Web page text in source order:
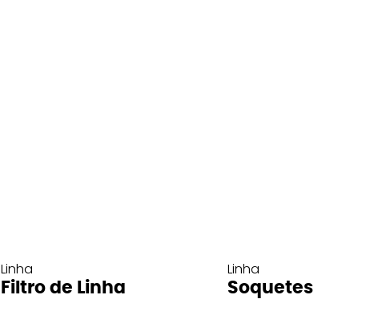
Linha
Filtro de Linha
Linha
Soquetes